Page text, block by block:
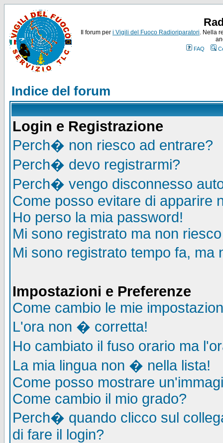
Il forum per i Vigili del Fuoco Radioriparatori. Nella
FAQ
Indice del forum
Login e Registrazione
Perch� non riesco ad entrare?
Perch� devo registrarmi?
Perch� vengo disconnesso
Come posso evitare di apparire
Ho perso la mia password!
Mi sono registrato ma non
Mi sono registrato tempo fa,
Impostazioni e Preferenze
Come cambio le mie
L'ora non � corretta!
Ho cambiato il fuso orario ma
La mia lingua non � nella lista!
Come posso mostrare
Come cambio il mio grado?
Perch� quando clicco sul
di fare il login?